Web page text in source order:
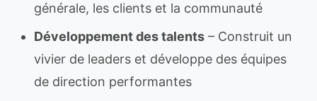
générale, les clients et la communauté
Développement des talents – Construit un
vivier de leaders et développe des équipes
de direction performantes